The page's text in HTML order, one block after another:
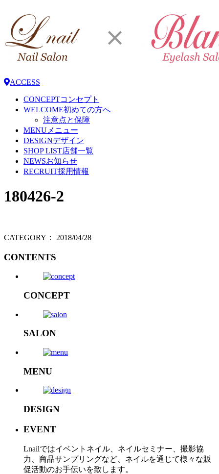
ACCESS
CONCEPTコンセプト
WELCOME初めての方へ
注意点と保障
MENU メニュー
DESIGNデザイン
SHOP LIST店舗一覧
NEWSお知らせ
RECRUIT採用情報
180426-2
CATEGORY： 2018/04/28
CONTENTS
CONCEPT
SALON
MENU
DESIGN
EVENT
Lnailではイベントネイル、ネイルセミナー、撮影協
力、商品サンプリングなど、ネイルを通じて様々な販
促活動のお手伝いを致します。